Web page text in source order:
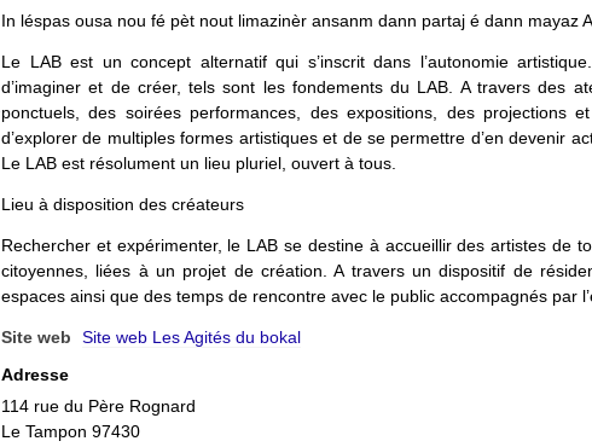
In léspas ousa nou fé pèt nout limazinèr ansanm dann partaj é dann mayaz
Le LAB est un concept alternatif qui s’inscrit dans l’autonomie
d’imaginer et de créer, tels sont les fondements du LAB. A travers des
ponctuels, des soirées performances, des expositions, des projections
d’explorer de multiples formes artistiques et de se permettre d’en devenir
Le LAB est résolument un lieu pluriel, ouvert à tous.
Lieu à disposition des créateurs
Rechercher et expérimenter, le LAB se destine à accueillir des artistes de
citoyennes, liées à un projet de création. A travers un dispositif de
espaces ainsi que des temps de rencontre avec le public accompagnés par
Site web
Site web Les Agités du bokal
Adresse
114 rue du Père Rognard
Le Tampon 97430